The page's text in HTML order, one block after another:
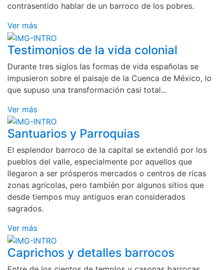
contrasentido hablar de un barroco de los pobres.
Ver más
Testimonios de la vida colonial
Durante tres siglos las formas de vida españolas se
impusieron sobre el paisaje de la Cuenca de México, lo
que supuso una transformación casi total...
Ver más
Santuarios y Parroquias
El esplendor barroco de la capital se extendió por los
pueblos del valle, especialmente por aquellos que
llegaron a ser prósperos mercados o centros de ricas
zonas agrícolas, pero también por algunos sitios que
desde tiempos muy antiguos eran considerados
sagrados.
Ver más
Caprichos y detalles barrocos